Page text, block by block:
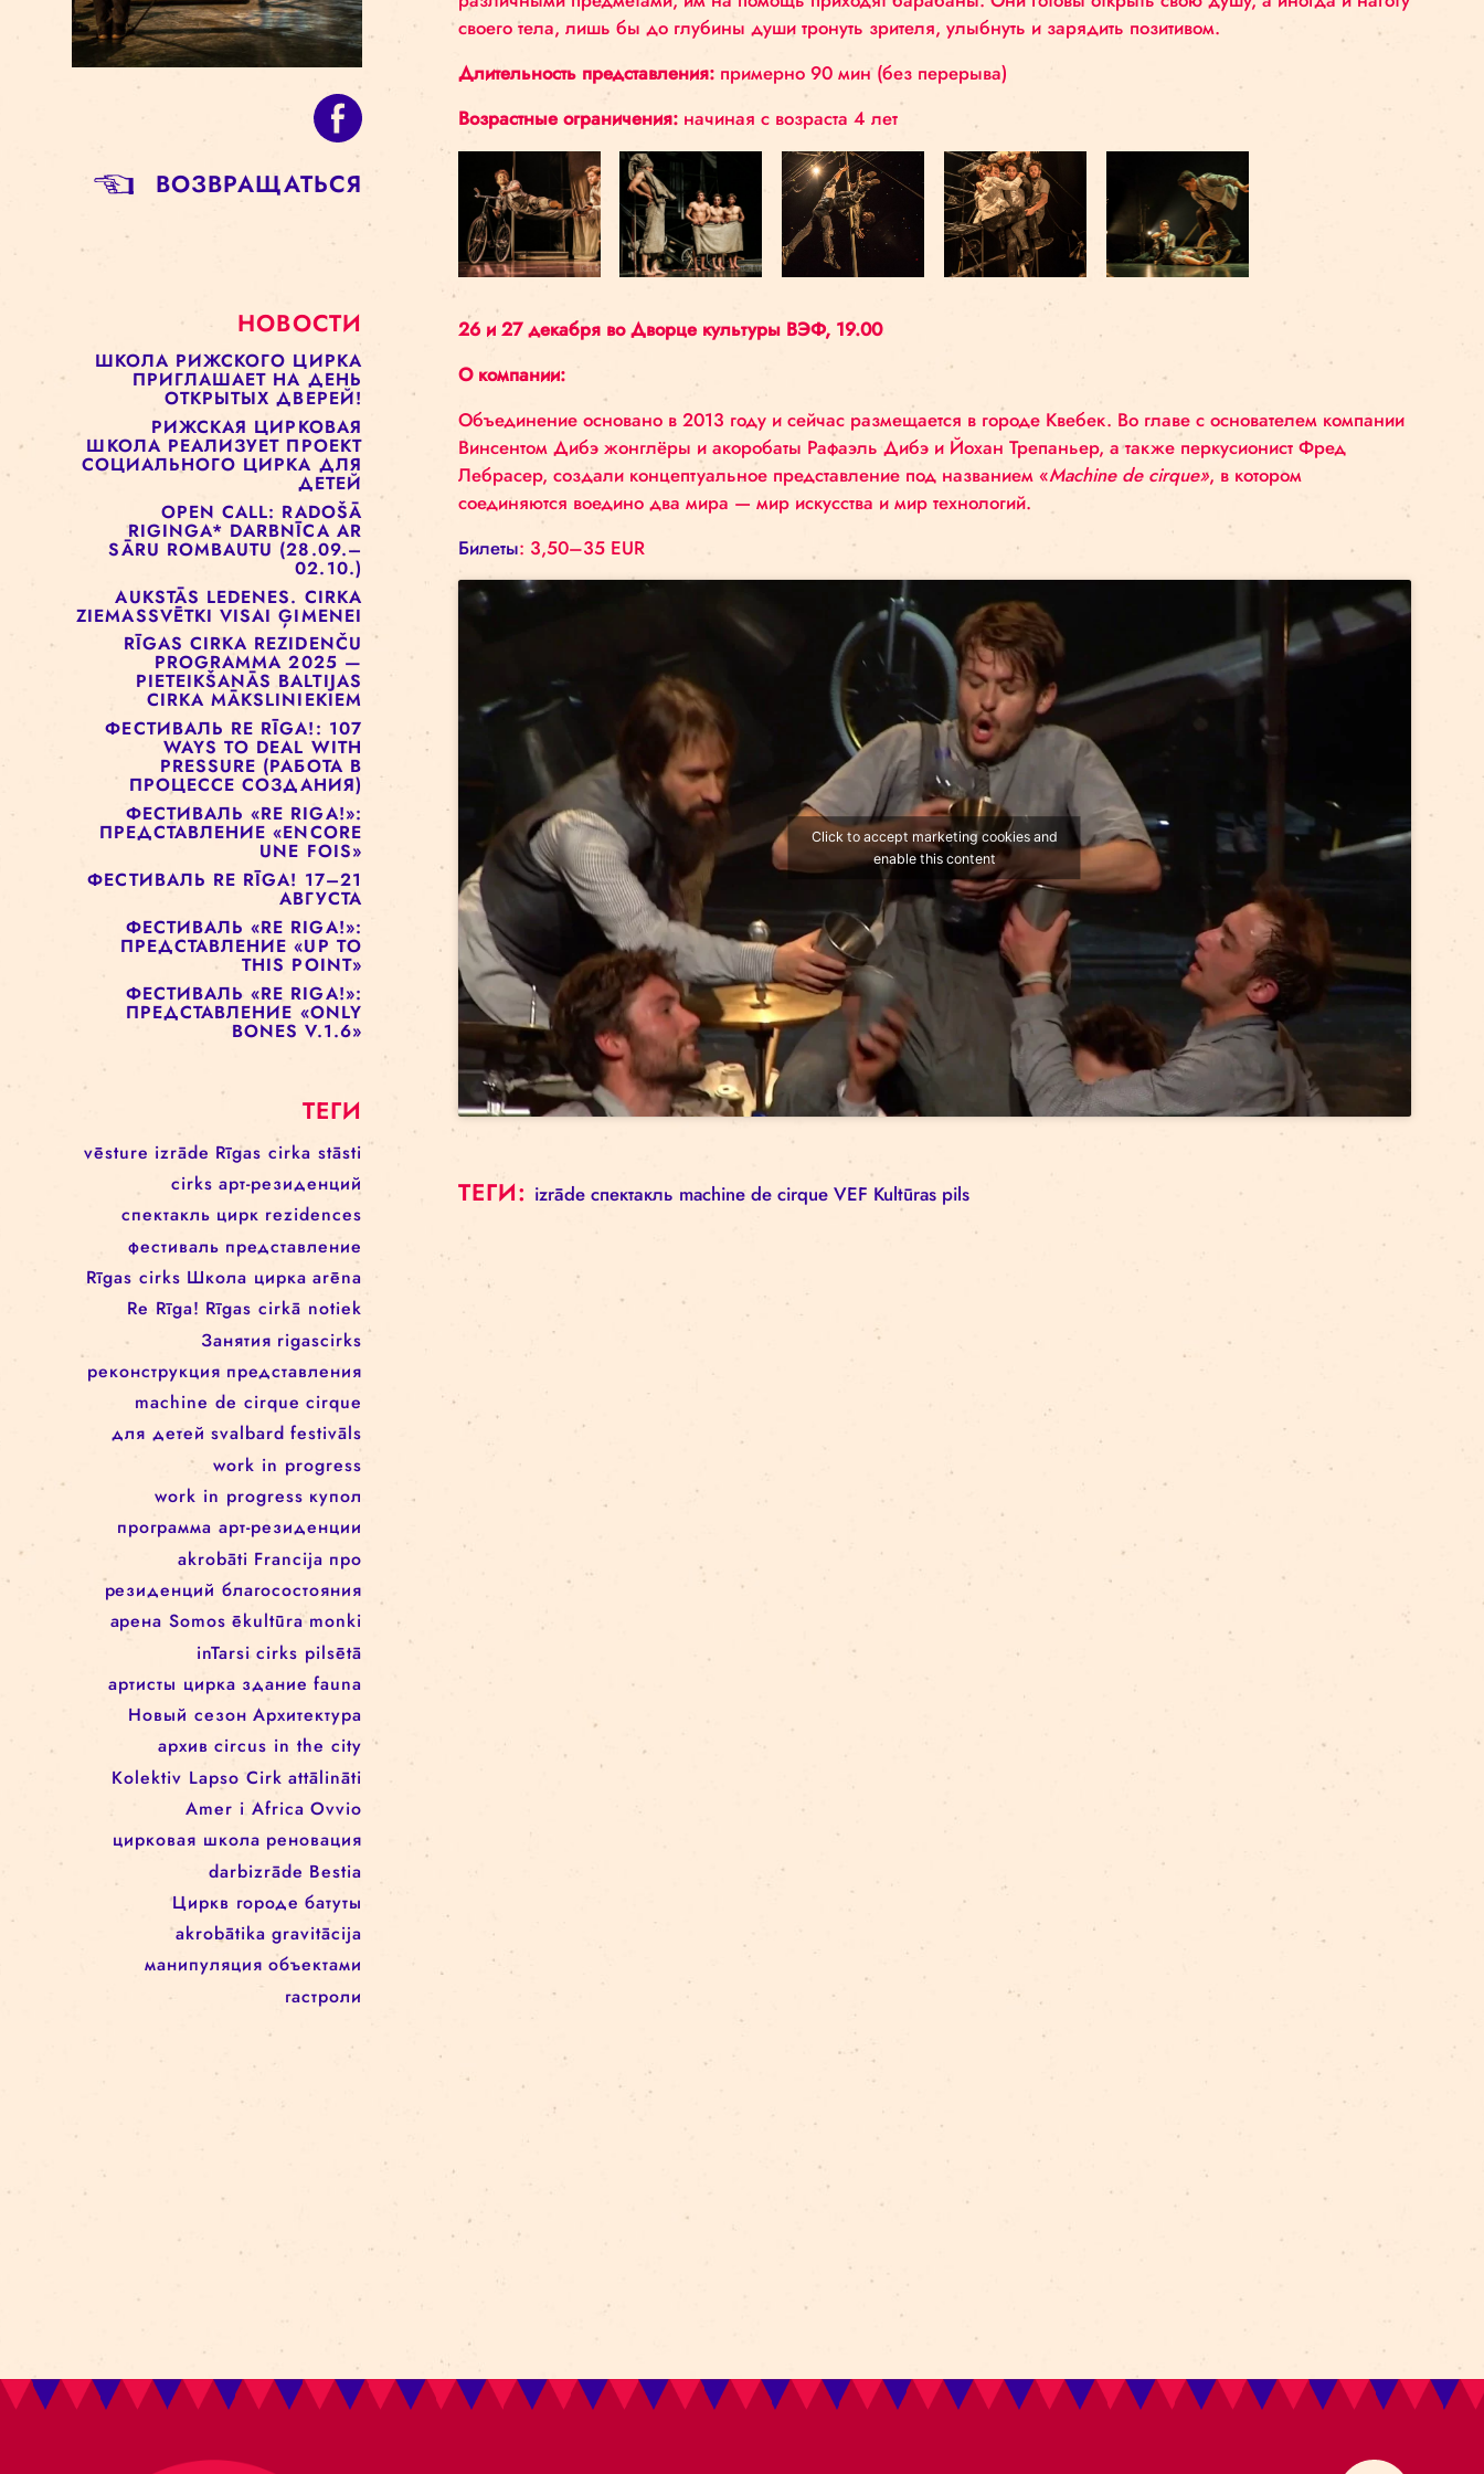
НОВОСТИ
ШКОЛА РИЖСКОГО ЦИРКА
ПРИГЛАШАЕТ НА ДЕНЬ
ОТКРЫТЫХ ДВЕРЕЙ!
РИЖСКАЯ ЦИРКОВАЯ
ШКОЛА РЕАЛИЗУЕТ ПРОЕКТ
СОЦИАЛЬНОГО ЦИРКА ДЛЯ
ДЕТЕЙ
OPEN CALL: RADOŠĀ
RIGINGA* DARBNĪCA AR
SĀRU ROMBAUTU (28.09.–
02.10.)
AUKSTĀS LEDENES. CIRKA
ZIEMASSVĒTKI VISAI ĢIMENEI
RĪGAS CIRKA REZIDENČU
PROGRAMMA 2025 —
PIETEIKŠANĀS BALTIJAS
CIRKA MĀKSLINIEKIEM
ФЕСТИВАЛЬ RE RĪGA!: 107
WAYS TO DEAL WITH
PRESSURE (РАБОТА В
ПРОЦЕССЕ СОЗДАНИЯ)
ФЕСТИВАЛЬ «RE RIGA!»:
ПРЕДСТАВЛЕНИЕ «ENCORE
UNE FOIS»
ФЕСТИВАЛЬ RE RĪGA! 17–21
ФЕСТИВАЛЬ «RE RIGA!»:
ПРЕДСТАВЛЕНИЕ «UP TO
THIS POINT»
ФЕСТИВАЛЬ «RE RIGA!»:
ПРЕДСТАВЛЕНИЕ «ONLY
BONES V.1.6»
ТЕГИ
vēsture izrāde Rīgas cirka stāsti
cirks арт-резиденций
спектакль цирк rezidences
фестиваль представление
Rīgas cirks Школа цирка arēna
Re Rīga! Rīgas cirkā notiek
Занятия rigascirks
реконструкция представления
machine de cirque cirque
для детей svalbard festivāls
work in progress
work in progress купол
программa арт-резиденции
резиденций благосостояния
арена Somos ēkultūra monki
inTarsi cirks pilsētā
артисты цирка здание fauna
Новый сезон Архитектурa
circus in the city
Kolektiv Lapso Cirk
Amer i Africa
akrobātika
gravitācija
Эти выжившие из ума герои, иногда комично, иногда с ностальгией, но всегда мастерски
различными предметами, им на помощь приходят барабаны. Они готовы открыть свою душу, а
своего тела, лишь бы до глубины души тронуть зрителя, улыбнуть и зарядить позитивом.
Длительность представления:примерно 90 мин (без перерыва)
Возрастные ограничения:
начиная с возраста 4 лет
26 и 27 декабря во Дворце культуры ВЭФ, 19.00
О компании:
Объединение основано в 2013 году и сейчас размещается в городе Квебек. Во главе с
Винсентом Дибэ жонглёры и акоробаты Рафаэль Дибэ и Йохан Трепаньер, а также перкусионист
Лебрасер, создали концептуальное представление под названием «
Machine de cirque» , в котором
соединяются воедино два мира — мир искусства и мир технологий.
Билеты
: 3,50–35 EUR
Click to accept marketing cookies and
enable this content
VEF Kultūras pils